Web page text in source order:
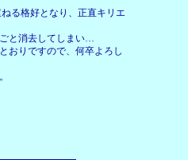
る格好となり、正直キリエ
と消去してしまい…
おりですので、何卒よろし